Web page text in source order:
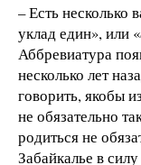
– Есть несколько
уклад един», или
Аббревиатура
несколько лет
говорить, якобы
не обязательно
родиться не
Забайкалье в